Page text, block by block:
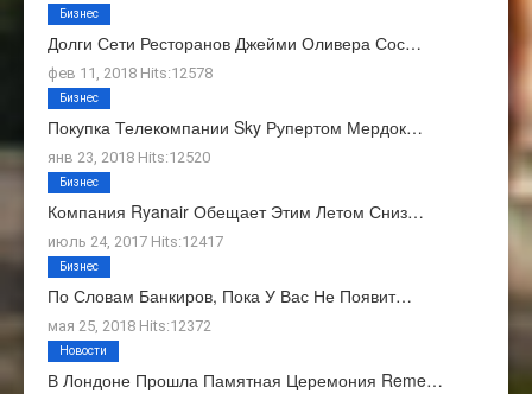
Долги Сети Ресторанов Джейми Оливера Сос…
фев 11, 2018 Hits:12578
Бизнес
Покупка Телекомпании Sky Рупертом Мердок…
янв 23, 2018 Hits:12520
Бизнес
Компания Ryanair Обещает Этим Летом Сниз…
июль 24, 2017 Hits:12417
Бизнес
По Словам Банкиров, Пока У Вас Не Появит…
мая 25, 2018 Hits:12372
Бизнес
В Лондоне Прошла Памятная Церемония Reme…
Новости